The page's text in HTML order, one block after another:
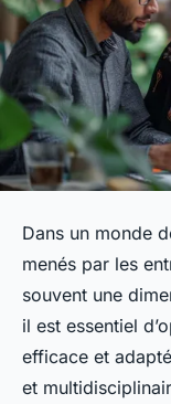
Dans un monde
menés par les
souvent une
il est essentiel
efficace et
et